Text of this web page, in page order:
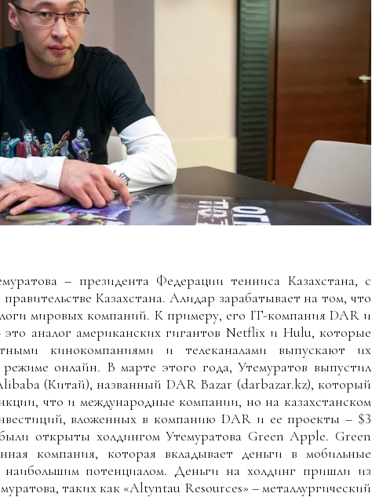
– президента Федерации тенниса Казахстана, с
Казахстана. Алидар зарабатывает на том, что
мировых компаний. К примеру, его IT-компания DAR и
аналог американских гигантов Netflix и Hulu, которые
кинокомпаниями и телеканалами выпускают их
онлайн. В марте этого года, Утемуратов выпустил
(Китай), названный DAR Bazar (darbazar.kz), который
что и международные компании, но на казахстанском
вложенных в компанию DAR и ее проекты – $3
открыты холдингом Утемуратова Green Apple. Green
компания, которая вкладывает деньги в мобильные
потенциалом. Деньги на холдинг пришли из
таких как «Altyntau Resources» – металлургический